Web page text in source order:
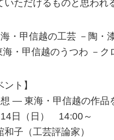
いただけるものと思われ
・甲信越の工芸 －陶・
・甲信越のうつわ －ク
ント】
― 東海・甲信越の作品
14日（日） 14:00～
子（工芸評論家）